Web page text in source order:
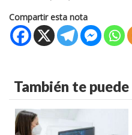
Compartir esta nota
También te